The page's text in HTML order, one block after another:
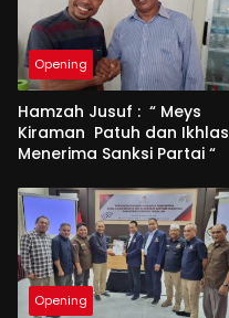
Opening
Hamzah Jusuf : “ Meys
Kiraman Patuh dan Ikhlas
Menerima Sanksi Partai “
Opening